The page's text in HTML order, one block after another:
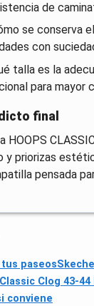
de
se conserva
con
talla es la
para mayor
final
HOOPS
y priorizas
pensada
paseos
Clog 43-
conviene